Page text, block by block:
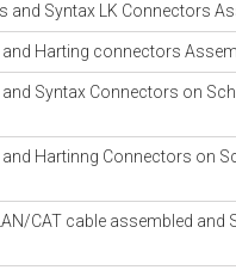
and Syntax LK Connectors
and Harting connectors
Syntax Connectors on
Hartinng Connectors on
CAT cable assembled and